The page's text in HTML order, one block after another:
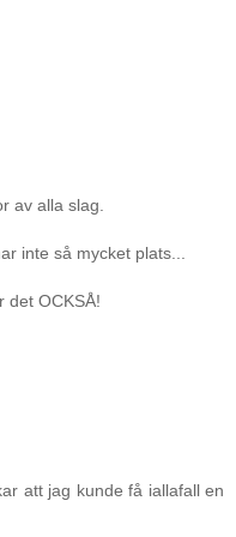
av alla slag.
inte så mycket plats...
det OCKSÅ!
att jag kunde få iallafall en